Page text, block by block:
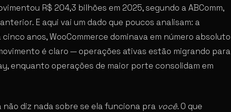
R$ 204,3 bilhões em 2025, segundo a ABComm,
E aqui vai um dado que poucos analisam: a
anos, WooCommerce dominava em número absoluto
é claro — operações ativas estão migrando para
enquanto operações de maior porte consolidam em
diz nada sobre se ela funciona pra você. O que